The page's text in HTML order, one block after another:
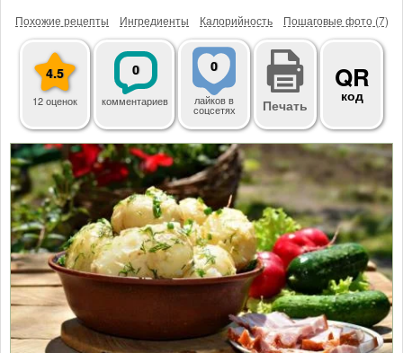
Похожие рецепты Ингредиенты Калорийность Пошаговые фото (7)
4.5
12 оценок
0
комментариев
0
лайковв
соцсетях Печать
QR
код